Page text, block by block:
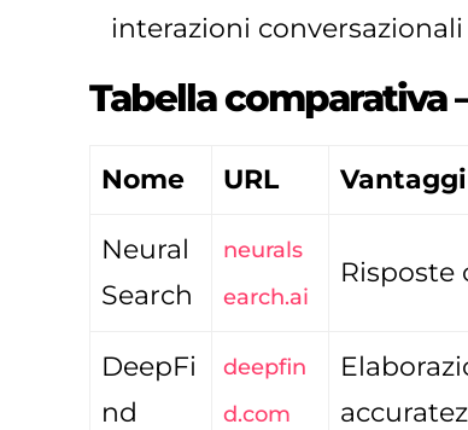
interazioni
Tabella comparativa
Nome URL Vantaggi
Neural
Search
neurals
earch.ai
Risposte
DeepFi
nd
deepfin
d.com